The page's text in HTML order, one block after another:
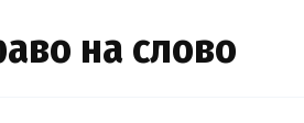
на слово